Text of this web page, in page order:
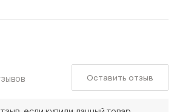
Оставить отзыв